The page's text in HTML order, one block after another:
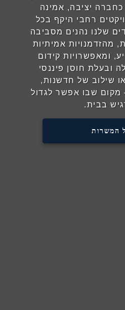
כחברה יציבה, אמינה
רחבי היקף בכל
שלנו נהנים מסביבה
מהזדמנויות אמיתיות
ומאפשרויות קידום
ובעלת חוסן פיננסי
שילוב של חדשנות,
מקום שבו אפשר לגדול
בבית.
המשרות